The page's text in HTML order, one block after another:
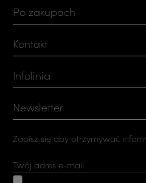
Po zakupach
Kontakt
Infolinia
Newsletter
Zapisz się aby otrzymywać